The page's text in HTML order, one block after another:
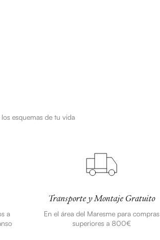
esquemas de tu vida
a
Transporte y Montaje Gratuito
En el área del Maresme para compras
superiores a 800€